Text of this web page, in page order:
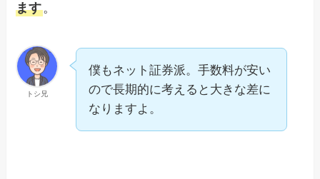
ます。
トシ兄
僕もネット証券派。手数料が安い
ので長期的に考えると大きな差に
なりますよ。